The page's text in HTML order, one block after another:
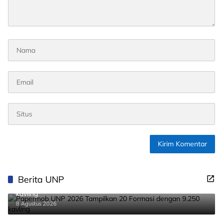
Berita UNP
Papermob UNP 2026 Tampilkan 20 Formasi dengan 9.250
kavling
8 Agustus 2026